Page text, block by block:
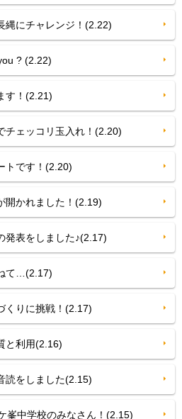
にチャレンジ！(2.22)
? (2.22)
す！(2.21)
ェッコリ玉入れ！(2.20)
トです！(2.20)
開かれました！(2.19)
表をしました♪(2.17)
て…(2.17)
りに挑戦！(2.17)
利用(2.16)
をしました(2.15)
中学校のみなさん！(2.15)